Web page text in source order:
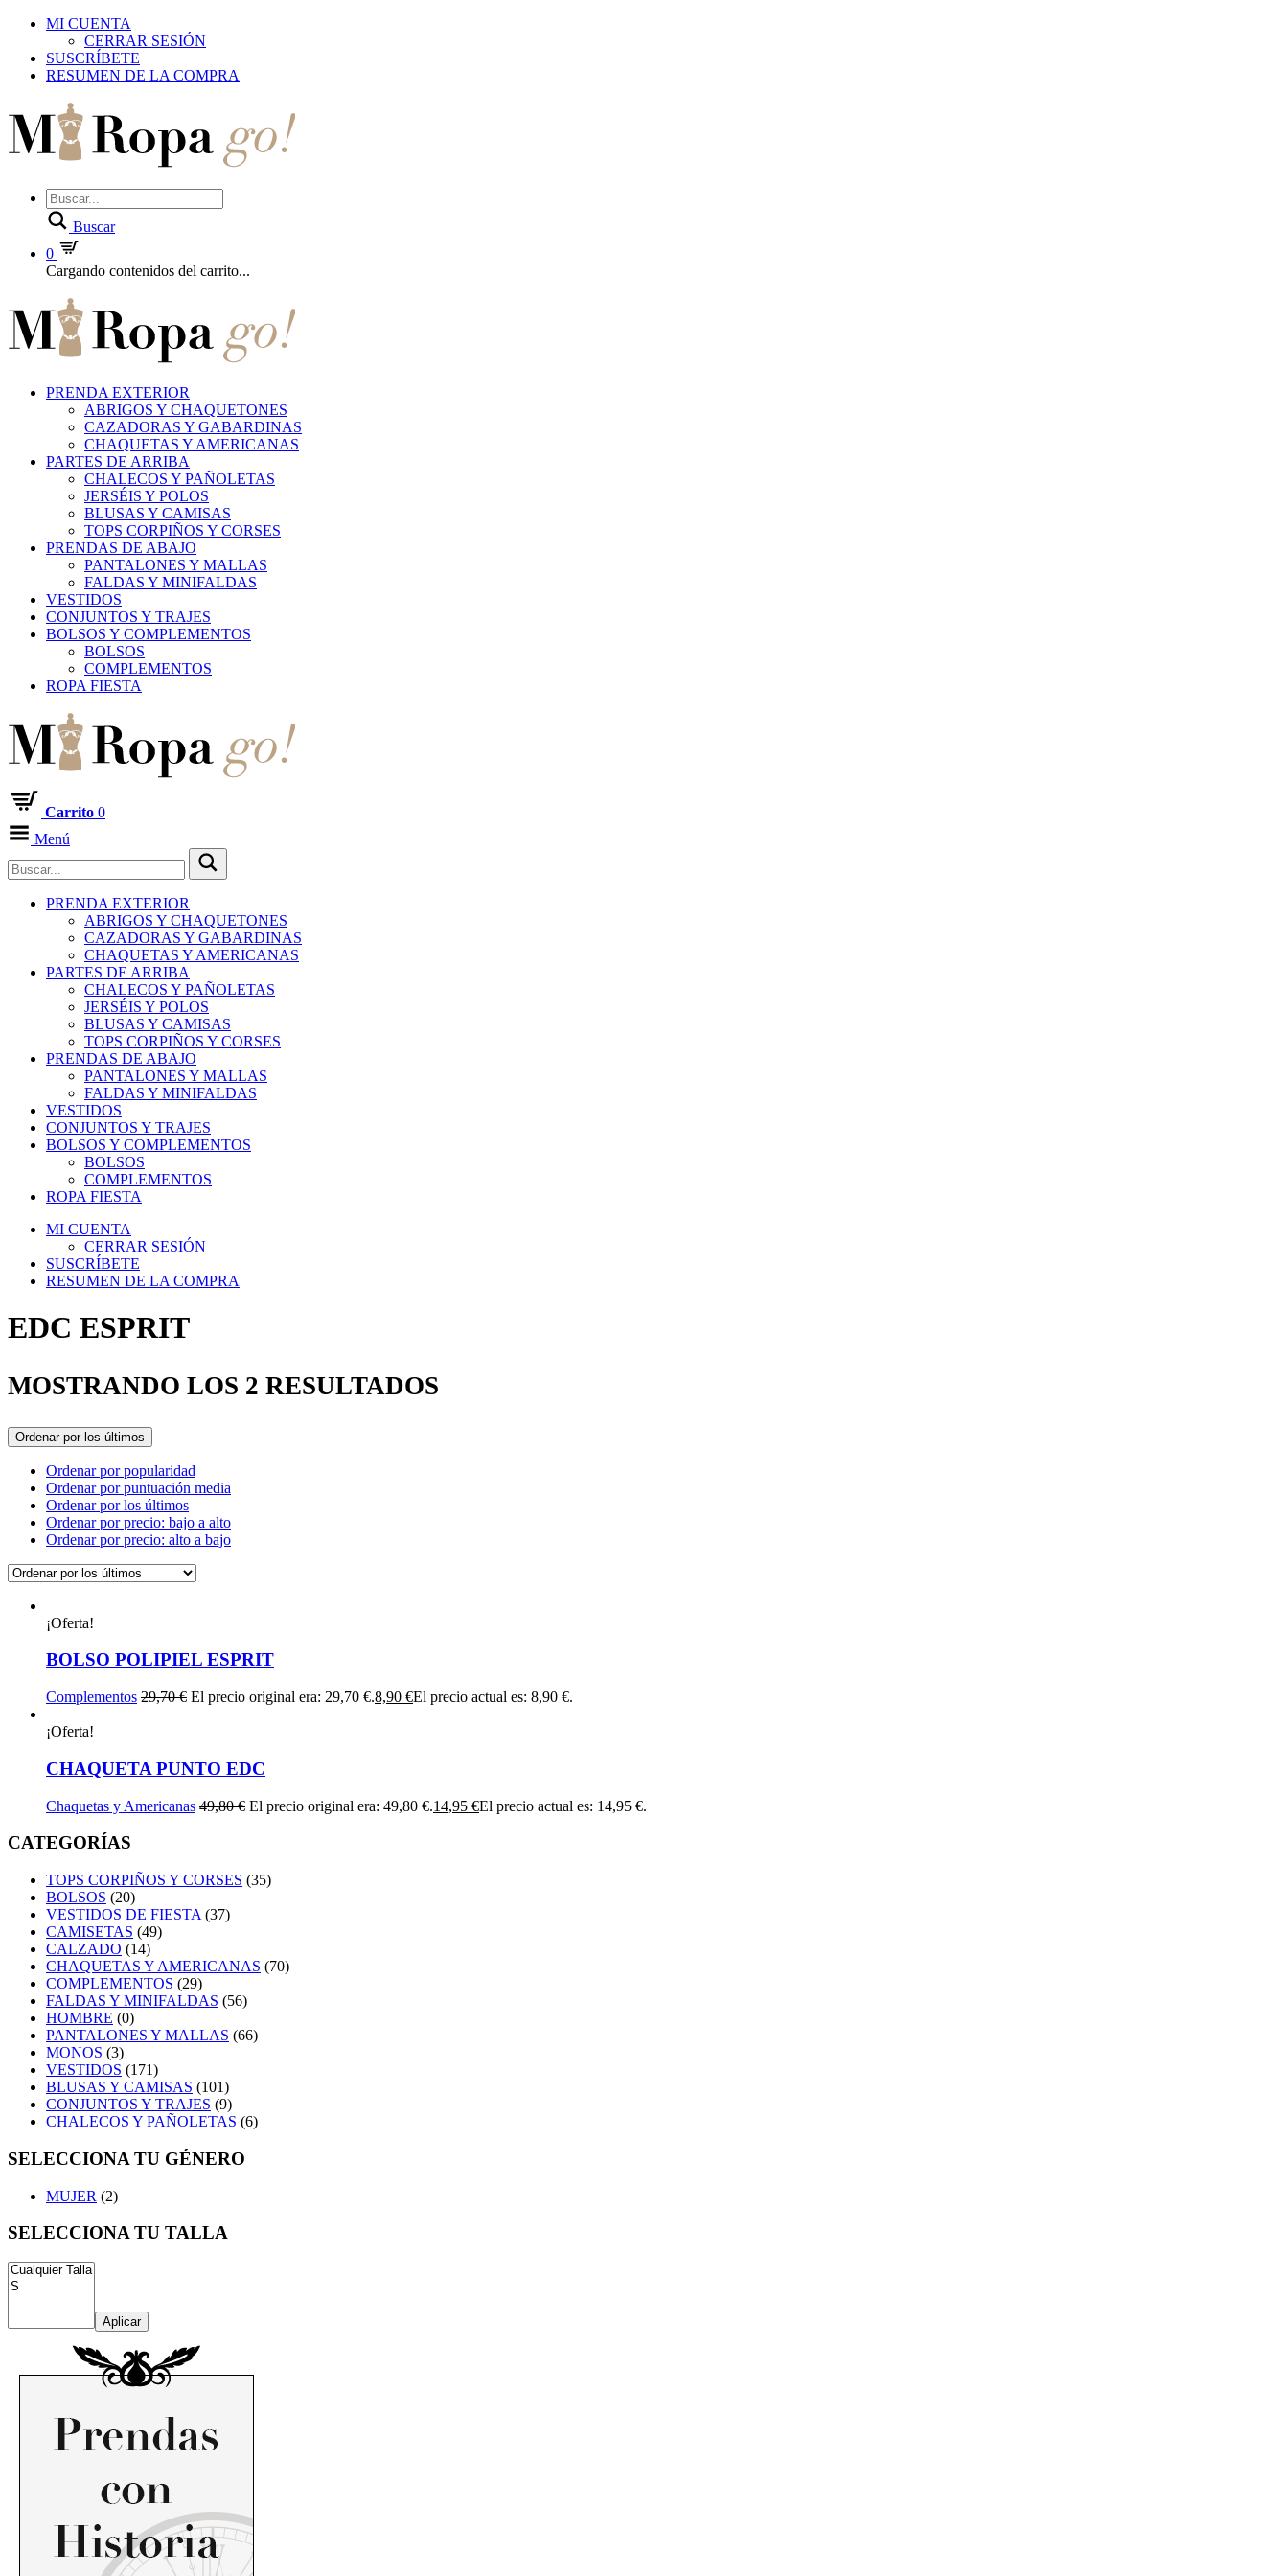
MI CUENTA
CERRAR SESIÓN
SUSCRÍBETE
RESUMEN DE LA COMPRA
Buscar
0
Cargando contenidos del carrito...
PRENDA EXTERIOR
ABRIGOS Y CHAQUETONES
CAZADORAS Y GABARDINAS
CHAQUETAS Y AMERICANAS
PARTES DE ARRIBA
CHALECOS Y PAÑOLETAS
JERSÉIS Y POLOS
BLUSAS Y CAMISAS
TOPS CORPIÑOS Y CORSES
PRENDAS DE ABAJO
PANTALONES Y MALLAS
FALDAS Y MINIFALDAS
VESTIDOS
CONJUNTOS Y TRAJES
BOLSOS Y COMPLEMENTOS
BOLSOS
COMPLEMENTOS
ROPA FIESTA
Carrito 0
Menú
PRENDA EXTERIOR
ABRIGOS Y CHAQUETONES
CAZADORAS Y GABARDINAS
CHAQUETAS Y AMERICANAS
PARTES DE ARRIBA
CHALECOS Y PAÑOLETAS
JERSÉIS Y POLOS
BLUSAS Y CAMISAS
TOPS CORPIÑOS Y CORSES
PRENDAS DE ABAJO
PANTALONES Y MALLAS
FALDAS Y MINIFALDAS
VESTIDOS
CONJUNTOS Y TRAJES
BOLSOS Y COMPLEMENTOS
BOLSOS
COMPLEMENTOS
ROPA FIESTA
MI CUENTA
CERRAR SESIÓN
SUSCRÍBETE
RESUMEN DE LA COMPRA
EDC ESPRIT
MOSTRANDO LOS 2 RESULTADOS
Ordenar por los últimos
Ordenar por popularidad
Ordenar por puntuación media
Ordenar por los últimos
Ordenar por precio: bajo a alto
Ordenar por precio: alto a bajo
¡Oferta!
BOLSO POLIPIEL ESPRIT
Complementos 29,70€ El precio original era: 29,70 €.8,90 €El precio actual es: 8,90 €.
¡Oferta!
CHAQUETA PUNTO EDC
Chaquetas y Americanas 49,80€ El precio original era: 49,80 €.14,95 €El precio actual es: 14,95 €.
CATEGORÍAS
TOPS CORPIÑOS Y CORSES (35)
BOLSOS (20)
VESTIDOS DE FIESTA (37)
CAMISETAS (49)
CALZADO (14)
CHAQUETAS Y AMERICANAS (70)
COMPLEMENTOS (29)
FALDAS Y MINIFALDAS (56)
HOMBRE (0)
PANTALONES Y MALLAS (66)
MONOS (3)
VESTIDOS (171)
BLUSAS Y CAMISAS (101)
CONJUNTOS Y TRAJES (9)
CHALECOS Y PAÑOLETAS (6)
SELECCIONA TU GÉNERO
MUJER (2)
SELECCIONA TU TALLA
Aplicar